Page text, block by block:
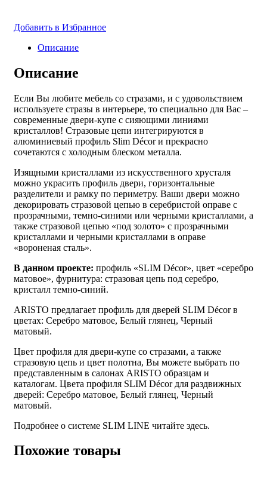
Добавить в Избранное
Описание
Описание
Если Вы любите мебель со стразами, и c удовольствием
используете стразы в интерьере, то специально для Вас –
современные двери-купе с сияющими линиями
кристаллов! Стразовые цепи интегрируются в
алюминиевый профиль Slim Décor и прекрасно
сочетаются с холодным блеском металла.
Изящными кристаллами из искусственного хрусталя
можно украсить профиль двери, горизонтальные
разделители и рамку по периметру. Ваши двери можно
декорировать стразовой цепью в серебристой оправе с
прозрачными, темно-синими или черными кристаллами, а
также стразовой цепью «под золото» с прозрачными
кристаллами и черными кристаллами в оправе
«вороненая сталь».
В данном проекте: профиль «SLIM Décor», цвет «серебро
матовое», фурнитура: стразовая цепь под серебро,
кристалл темно-синий.
ARISTO предлагает профиль для дверей SLIM Décor в
цветах: Серебро матовое, Белый глянец, Черный
матовый.
Цвет профиля для двери-купе со стразами, а также
стразовую цепь и цвет полотна, Вы можете выбрать по
представленным в салонах ARISTO образцам и
каталогам. Цвета профиля SLIM Décor для раздвижных
дверей: Серебро матовое, Белый глянец, Черный
матовый.
Подробнее о системе SLIM LINE читайте здесь.
Похожие товары